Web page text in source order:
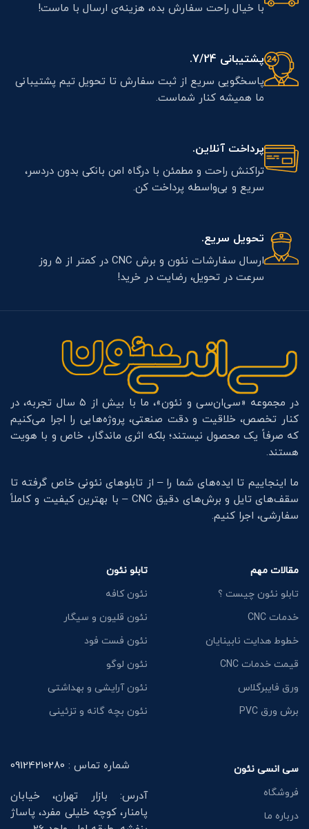
با خیال راحت سفارش بده، هزینه‌ی ارسال با ماست!
پشتیبانی 7/24.
پاسخگویی سریع از ثبت سفارش تا تحویل تیم پشتیبانی
ما همیشه کنار شماست.
پرداخت آنلاین.
تراکنش راحت و مطمئن با درگاه امن بانکی بدون دردسر،
سریع و بی‌واسطه پرداخت کن.
تحویل سریع.
ارسال سفارشات نئون و برش CNC در کمتر از 5 روز
سرعت در تحویل، رضایت در خرید!
در مجموعه «سی‌ان‌سی و نئون»، ما با بیش از ۵ سال تجربه، در
کنار تخصص، خلاقیت و دقت صنعتی، پروژه‌هایی را اجرا می‌کنیم
که صرفاً یک محصول نیستند؛ بلکه اثری ماندگار، خاص و با هویت
هستند.
ما اینجاییم تا ایده‌های شما را – از تابلوهای نئونی خاص گرفته تا
سقف‌های تایل و برش‌های دقیق CNC – با بهترین کیفیت و کاملاً
سفارشی، اجرا کنیم.
مقالات مهم
تابلو نئون چیست ؟
خدمات CNC
خطوط هدایت نابینایان
قیمت خدمات CNC
ورق فایبرگلاس
برش ورق PVC
تابلو نئون
نئون کافه
نئون قلیون و سیگار
نئون فست فود
نئون لوگو
نئون آرایشی و بهداشتی
نئون بچه گانه و تزئینی
سی انسی نئون
فروشگاه
درباره ما
شماره تماس : 09124210280
آدرس: بازار تهران، خیابان
پامنار، کوچه خلیلی مفرد، پاساژ